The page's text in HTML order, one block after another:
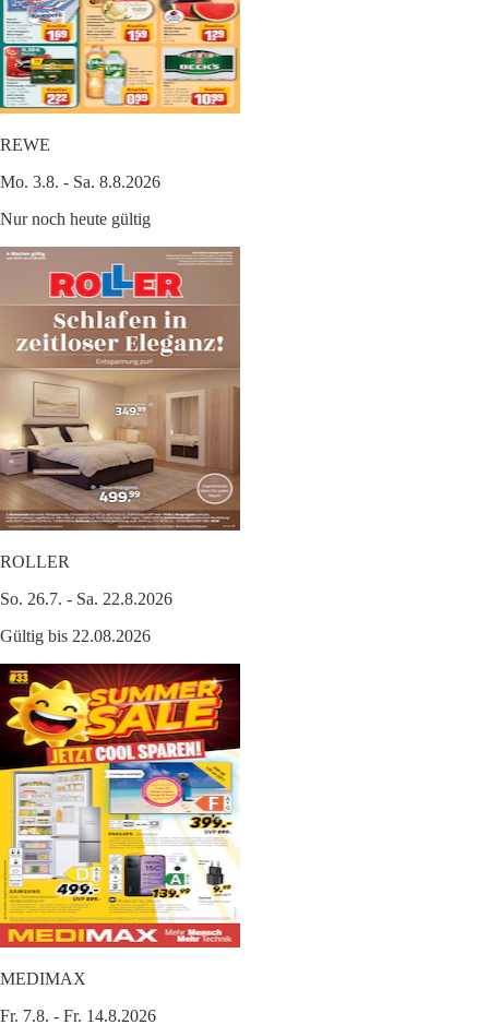
REWE
Mo. 3.8. - Sa. 8.8.2026
Nur noch heute gültig
ROLLER
So. 26.7. - Sa. 22.8.2026
Gültig bis 22.08.2026
MEDIMAX
Fr. 7.8. - Fr. 14.8.2026